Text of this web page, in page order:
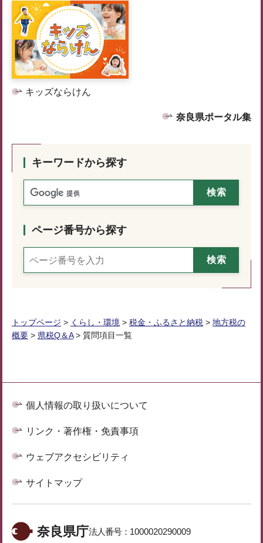
キッズならけん
奈良県ポータル集
キーワードから探す
ページ番号から探す
トップページ > くらし・環境 > 税金・ふるさと納税 > 地方税の
概要 > 県税Q＆A> 質問項目一覧
個人情報の取り扱いについて
リンク・著作権・免責事項
ウェブアクセシビリティ
サイトマップ
奈良県庁法人番号： 1000020290009